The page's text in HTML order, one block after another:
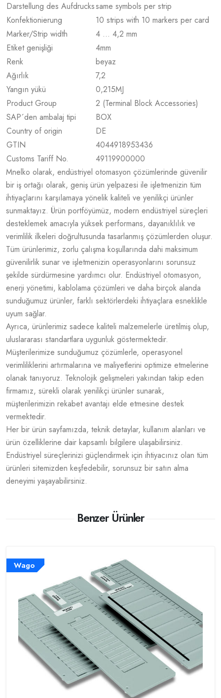
Darstellung des Aufdruckssame symbols per strip
Konfektionierung
10 strips with 10 markers per card
Marker/Strip width
4 … 4,2 mm
Etiket genişliği
4mm
Renk
beyaz
Ağırlık
7,2
Yangın yükü
0,215MJ
Product Group
2 (Terminal Block Accessories)
SAP´den ambalaj tipi
BOX
Country of origin
DE
GTIN
4044918953436
Customs Tariff No.
49119900000
Mnelko olarak, endüstriyel otomasyon çözümlerinde güvenilir
bir iş ortağı olarak, geniş ürün yelpazesi ile işletmenizin tüm
ihtiyaçlarını karşılamaya yönelik kaliteli ve yenilikçi ürünler
sunmaktayız. Ürün portföyümüz, modern endüstriyel süreçleri
desteklemek amacıyla yüksek performans, dayanıklılık ve
verimlilik ilkeleri doğrultusunda tasarlanmış çözümlerden oluşur.
Tüm ürünlerimiz, zorlu çalışma koşullarında dahi maksimum
güvenilirlik sunar ve işletmenizin operasyonlarını sorunsuz
şekilde sürdürmesine yardımcı olur. Endüstriyel otomasyon,
enerji yönetimi, kablolama çözümleri ve daha birçok alanda
sunduğumuz ürünler, farklı sektörlerdeki ihtiyaçlara esneklikle
uyum sağlar.
Ayrıca, ürünlerimiz sadece kaliteli malzemelerle üretilmiş olup,
uluslararası standartlara uygunluk göstermektedir.
Müşterilerimize sunduğumuz çözümlerle, operasyonel
verimliliklerini artırmalarına ve maliyetlerini optimize etmelerine
olanak tanıyoruz. Teknolojik gelişmeleri yakından takip eden
firmamız, sürekli olarak yenilikçi ürünler sunarak,
müşterilerimizin rekabet avantajı elde etmesine destek
vermektedir.
Her bir ürün sayfamızda, teknik detaylar, kullanım alanları ve
ürün özelliklerine dair kapsamlı bilgilere ulaşabilirsiniz.
Endüstriyel süreçlerinizi güçlendirmek için ihtiyacınız olan tüm
ürünleri sitemizden keşfedebilir, sorunsuz bir satın alma
deneyimi yaşayabilirsiniz.
Benzer Ürünler
Wago